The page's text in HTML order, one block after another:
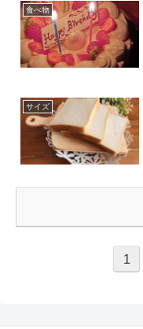
食べ物
サイズ
1